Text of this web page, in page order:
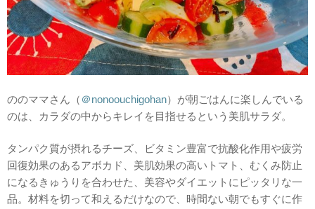
ののママさん（ ＠nonoouchigohan）が朝ごはんに楽しんでいる
のは、カラダの中からキレイを目指せるという美肌サラダ。
タンパク質が摂れるチーズ、ビタミン豊富で抗酸化作用や疲労
回復効果のあるアボカド、美肌効果の高いトマト、むくみ防止
になるきゅうりを合わせた、美容やダイエットにピッタリな一
品。材料を切って和えるだけなので、時間ない朝でもすぐに作